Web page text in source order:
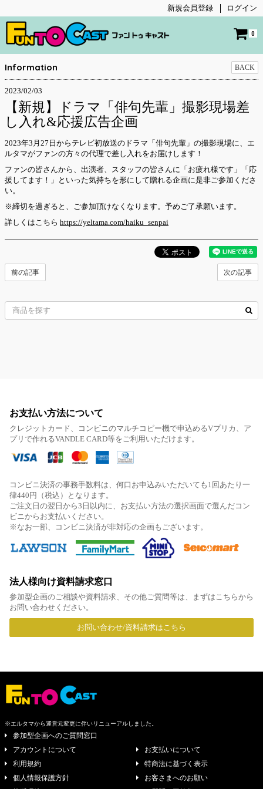
新規会員登録 ログイン
0
Information BACK
2023/02/03
【新規】ドラマ「俳句先輩」撮影現場差
し入れ&応援広告企画
2023年3月27日からテレビ初放送のドラマ「俳句先輩」の撮影現場に、エ
ルタマがファンの方々の代理で差し入れをお届けします！
ファンの皆さんから、出演者、スタッフの皆さんに「お疲れ様です」「応
援してます！」といった気持ちを形にして贈れる企画に是非ご参加くださ
い。
※締切を過ぎると、ご参加頂けなくなります。予めご了承願います。
詳しくはこちら https://yeltama.com/haiku_senpai
次の記事
前の記事
お支払い方法について
クレジットカード、コンビニのマルチコピー機で申込めるVプリカ、ア
プリで作れるVANDLE CARD等をご利用いただけます。
コンビニ決済の事務手数料は、何口お申込みいただいても1回あたり一
律440円（税込）となります。
ご注文日の翌日から3日以内に、お支払い方法の選択画面で選んだコン
ビニからお支払いください。
※なお一部、コンビニ決済が非対応の企画もございます。
法人様向け資料請求窓口
参加型企画のご相談や資料請求、その他ご質問等は、まずはこちらから
お問い合わせください。
お問い合わせ/資料請求はこちら
※エルタマから運営元変更に伴いリニューアルしました。
参加型企画へのご質問窓口
アカウントについて
お支払いについて
利用規約
特商法に基づく表示
個人情報保護方針
お客さまへのお願い